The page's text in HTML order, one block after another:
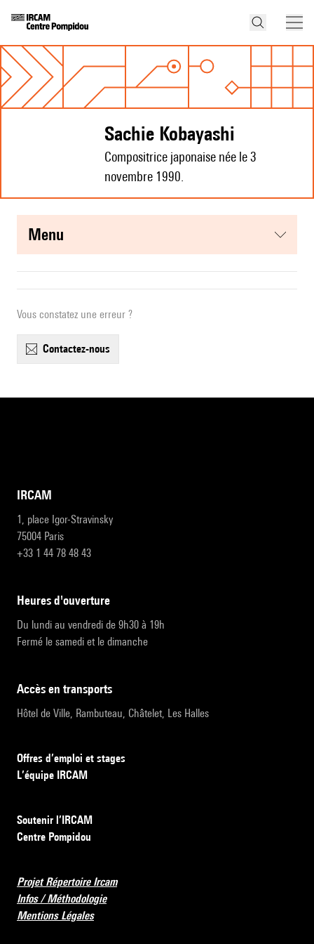
Sachie Kobayashi
Compositrice japonaise née le 3
novembre 1990.
menu
Vous constatez une erreur ?
contactez-nous
IRCAM
1, place Igor-Stravinsky
75004 Paris
+33 1 44 78 48 43
heures d'ouverture
Du lundi au vendredi de 9h30 à 19h
Fermé le samedi et le dimanche
accès en transports
Hôtel de Ville, Rambuteau, Châtelet, Les Halles
Offres d’emploi et stages
L’équipe IRCAM
Soutenir l’IRCAM
Centre Pompidou
Projet Répertoire Ircam
Infos / Méthodologie
Mentions Légales